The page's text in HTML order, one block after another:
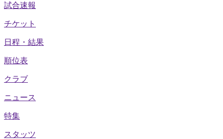
試合速報
チケット
日程・結果
順位表
クラブ
ニュース
特集
スタッツ